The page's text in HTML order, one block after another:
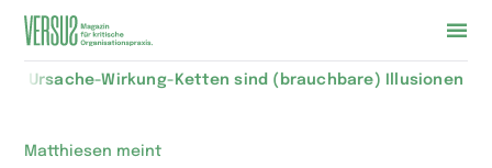
Zur
Ursache-Wirkung-Ketten sind (brauchbare) Illusionen
Matthiesen meint